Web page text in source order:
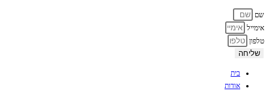
שם
אימייל
טלפון
שליחה
בית
אודות